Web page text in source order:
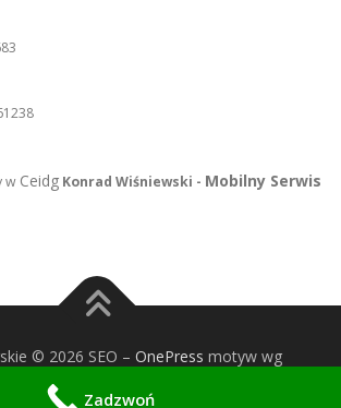
w Ceidg Konrad Wiśniewski - Mobilny Serwis
© 2026 SEO – OnePress motyw wg
FameThemes
Zadzwoń